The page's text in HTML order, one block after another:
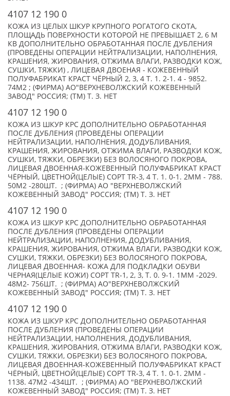
4107 12 190 0
КОЖА ИЗ ЦЕЛЫХ ШКУР КРУПНОГО РОГАТОГО СКОТА,
ПЛОЩАДЬ ПОВЕРХНОСТИ КОТОРОЙ НЕ ПРЕВЫШАЕТ 2, 6 М
КВ ДОПОЛНИТЕЛЬНО ОБРАБОТАННАЯ ПОСЛЕ ДУБЛЕНИЯ
(ПРОВЕДЕНЫ ОПЕРАЦИИ НЕЙТРАЛИЗАЦИИ, НАПОЛНЕНИЯ,
КРАШЕНИЯ, ЖИРОВАНИЯ, ОТЖИМА ВЛАГИ, РАЗВОДКИ КОЖ,
СУШКИ, ТЯЖКИ) , ЛИЦЕВАЯ ДВОЕНАЯ - КОЖЕВЕННЫЙ
ПОЛУФАБРИКАТ КРАСТ ЧЁРНЫЙ 2, 3, 4 Т. 1. 2-1. 4 - 9852.
74М2 ; (ФИРМА) АО"ВЕРХНЕВОЛЖСКИЙ КОЖЕВЕННЫЙ
ЗАВОД" РОССИЯ; (TM) Т. З. НЕТ
4107 12 190 0
КОЖА ИЗ ШКУР КРС ДОПОЛНИТЕЛЬНО ОБРАБОТАННАЯ
ПОСЛЕ ДУБЛЕНИЯ (ПРОВЕДЕНЫ ОПЕРАЦИИ
НЕЙТРАЛИЗАЦИИ, НАПОЛНЕНИЯ, ДОДУБЛИВАНИЯ,
КРАШЕНИЯ, ЖИРОВАНИЯ, ОТЖИМА ВЛАГИ, РАЗВОДКИ КОЖ,
СУШКИ, ТЯЖКИ, ОБРЕЗКИ) БЕЗ ВОЛОСЯНОГО ПОКРОВА,
ЛИЦЕВАЯ ДВОЕННАЯ-КОЖЕВЕННЫЙ ПОЛУФАБРИКАТ КРАСТ
ЧЁРНЫЙ, ЦВЕТНОЙ(ЦЕЛЫЕ) СОРТ TR-3, 4 Т. 1. 0-1. 2ММ - 788.
50М2 -280ШТ. ; (ФИРМА) АО "ВЕРХНЕВОЛЖСКИЙ
КОЖЕВЕННЫЙ ЗАВОД" РОССИЯ; (TM) Т. З. НЕТ
4107 12 190 0
КОЖА ИЗ ШКУР КРС ДОПОЛНИТЕЛЬНО ОБРАБОТАННАЯ
ПОСЛЕ ДУБЛЕНИЯ (ПРОВЕДЕНЫ ОПЕРАЦИИ
НЕЙТРАЛИЗАЦИИ, НАПОЛНЕНИЯ, ДОДУБЛИВАНИЯ,
КРАШЕНИЯ, ЖИРОВАНИЯ, ОТЖИМА ВЛАГИ, РАЗВОДКИ КОЖ,
СУШКИ, ТЯЖКИ, ОБРЕЗКИ) БЕЗ ВОЛОСЯНОГО ПОКРОВА,
ЛИЦЕВАЯ ДВОЕННАЯ- КОЖА ДЛЯ ПОДКЛАДКИ ОБУВИ
ЧЕРНАЯ(ЦЕЛЫЕ КОЖИ) СОРТ TR-1, 2, 3, Т. 0. 9-1. 1ММ -2029.
48М2- 756ШТ. ; (ФИРМА) АО"ВЕРХНЕВОЛЖСКИЙ
КОЖЕВЕННЫЙ ЗАВОД" РОССИЯ; (TM) Т. З. НЕТ
4107 12 190 0
КОЖА ИЗ ШКУР КРС ДОПОЛНИТЕЛЬНО ОБРАБОТАННАЯ
ПОСЛЕ ДУБЛЕНИЯ (ПРОВЕДЕНЫ ОПЕРАЦИИ
НЕЙТРАЛИЗАЦИИ, НАПОЛНЕНИЯ, ДОДУБЛИВАНИЯ,
КРАШЕНИЯ, ЖИРОВАНИЯ, ОТЖИМА ВЛАГИ, РАЗВОДКИ КОЖ,
СУШКИ, ТЯЖКИ, ОБРЕЗКИ) БЕЗ ВОЛОСЯНОГО ПОКРОВА,
ЛИЦЕВАЯ ДВОЕННАЯ-КОЖЕВЕННЫЙ ПОЛУФАБРИКАТ КРАСТ
ЧЁРНЫЙ, ЦВЕТНОЙ(ЦЕЛЫЕ) СОРТ TR-3, 4 Т. 1. 0-1. 2ММ -
1138. 47М2 -434ШТ. ; (ФИРМА) АО "ВЕРХНЕВОЛЖСКИЙ
КОЖЕВЕННЫЙ ЗАВОД" РОССИЯ; (TM) Т. З. НЕТ